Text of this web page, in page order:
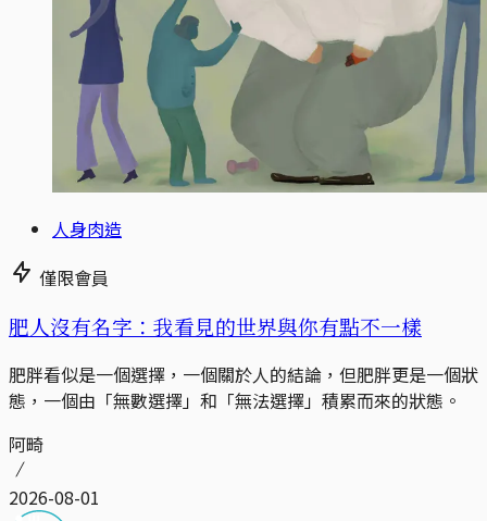
人身肉造
僅限會員
肥人沒有名字：我看見的世界與你有點不一樣
肥胖看似是一個選擇，一個關於人的結論，但肥胖更是一個狀
態，一個由「無數選擇」和「無法選擇」積累而來的狀態。
阿畸
2026-08-01